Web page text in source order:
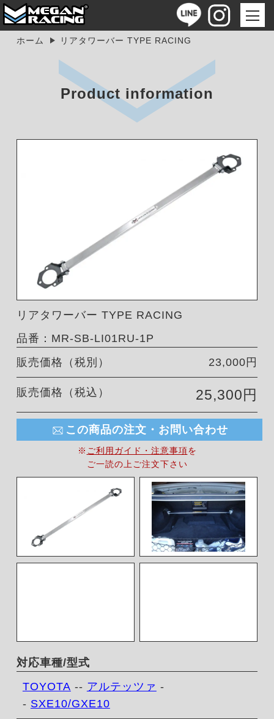
ホーム リアタワーバー TYPE RACING
Product information
リアタワーバー TYPE RACING
品番：MR-SB-LI01RU-1P
販売価格（税別）
23,000円
販売価格（税込） 25,300円
この商品の注文・お問い合わせ
※ ご利用ガイド・注意事項を
ご一読の上ご注文下さい
対応車種/型式
TOYOTA -- アルテッツァ -
- SXE10/GXE10